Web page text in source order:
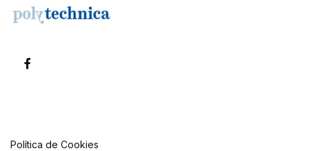
Política de Cookies